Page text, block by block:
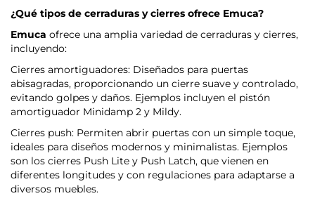
¿Qué tipos de cerraduras y cierres ofrece Emuca?
Emuca ofrece una amplia variedad de cerraduras y cierres,
incluyendo:
Cierres amortiguadores: Diseñados para puertas
abisagradas, proporcionando un cierre suave y controlado,
evitando golpes y daños. Ejemplos incluyen el pistón
amortiguador Minidamp 2 y Mildy.
Cierres push: Permiten abrir puertas con un simple toque,
ideales para diseños modernos y minimalistas. Ejemplos
son los cierres Push Lite y Push Latch, que vienen en
diferentes longitudes y con regulaciones para adaptarse a
diversos muebles.